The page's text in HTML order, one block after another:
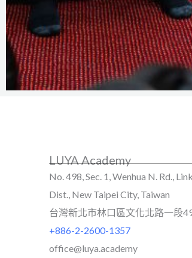
LUYA Academy
No. 498, Sec. 1, Wenhua N. Rd.,
Dist., New Taipei City, Taiwan
台灣新北市林口區文化北路一段
+886-2-2600-1357
office@luya.academy